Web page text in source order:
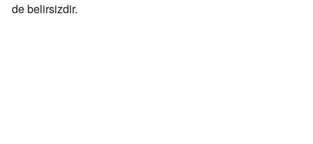
de belirsizdir.